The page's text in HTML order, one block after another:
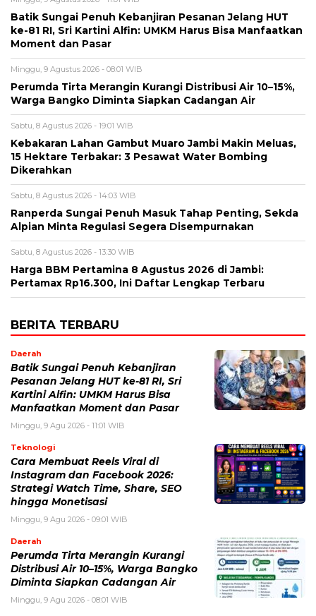
Batik Sungai Penuh Kebanjiran Pesanan Jelang HUT
ke-81 RI, Sri Kartini Alfin: UMKM Harus Bisa Manfaatkan
Moment dan Pasar
Minggu, 9 Agustus 2026 - 08:01 WIB
Perumda Tirta Merangin Kurangi Distribusi Air 10–15%,
Warga Bangko Diminta Siapkan Cadangan Air
Sabtu, 8 Agustus 2026 - 19:01 WIB
Kebakaran Lahan Gambut Muaro Jambi Makin Meluas,
15 Hektare Terbakar: 3 Pesawat Water Bombing
Dikerahkan
Sabtu, 8 Agustus 2026 - 14:03 WIB
Ranperda Sungai Penuh Masuk Tahap Penting, Sekda
Alpian Minta Regulasi Segera Disempurnakan
Sabtu, 8 Agustus 2026 - 13:30 WIB
Harga BBM Pertamina 8 Agustus 2026 di Jambi:
Pertamax Rp16.300, Ini Daftar Lengkap Terbaru
BERITA TERBARU
Daerah
Batik Sungai Penuh Kebanjiran
Pesanan Jelang HUT ke-81 RI, Sri
Kartini Alfin: UMKM Harus Bisa
Manfaatkan Moment dan Pasar
Minggu, 9 Agu 2026 - 11:01 WIB
Teknologi
Cara Membuat Reels Viral di
Instagram dan Facebook 2026:
Strategi Watch Time, Share, SEO
hingga Monetisasi
Minggu, 9 Agu 2026 - 09:01 WIB
Daerah
Perumda Tirta Merangin Kurangi
Distribusi Air 10–15%, Warga Bangko
Diminta Siapkan Cadangan Air
Minggu, 9 Agu 2026 - 08:01 WIB